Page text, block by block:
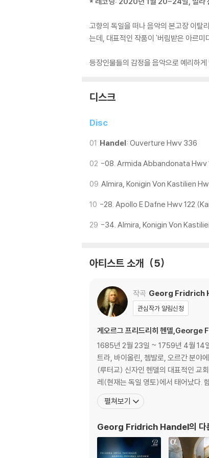
고향의 독일을 떠나 음악의 본고장 이탈
는데, 대표적인 작품이 '버림받은 아르미
등장인물들의 감정을 음악으로 예리하
디스크
Disc
01 Handel: Ouverture Hwv 336
02 -08. Armida Abbandonata Hwv
09 Almira, Konigin Von Kastilien
10 -28. Apollo E Dafne Hwv 122
29 -34. Almira, Konigin Von
아티스트 소개 5
작곡 Georg Fridrich
관심작가 알림신청
게오르그 프리드리히 헨델
1685년 2월 23일 ~ 1759년 4월 14
트라, 바이올린, 쳄발로, 오르간 분야
(루터교) 신자인 헨델의 대표적인 교회음
레(현재는 독일 영토)에서 태어났다.
펼쳐보기
Georg Fridrich Handel의 다